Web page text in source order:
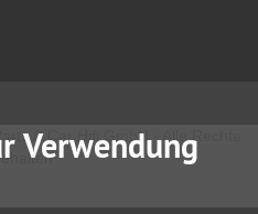
& Car Hifi GmbH - Alle Rechte
Verwendung